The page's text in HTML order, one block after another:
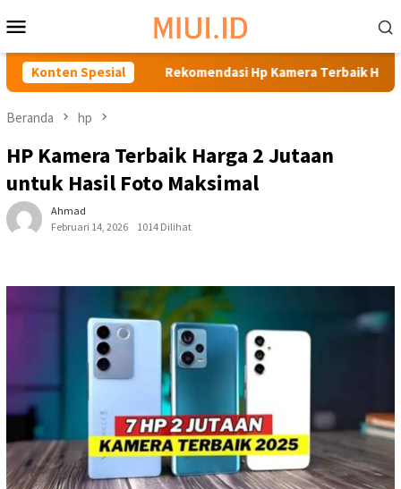
ke
kontenMobile
Konten SpesialRekomendasi Hp Kamera Terbaik Harga 1 Jutaan
Beranda hp
HP Kamera Terbaik Harga 2 Jutaan
untuk Hasil Foto Maksimal
Ahmad
Februari 14, 2026
1014 Dilihat